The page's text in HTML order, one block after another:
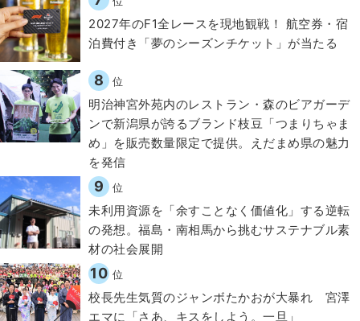
2027年のF1全レースを現地観戦！ 航空券・宿
泊費付き「夢のシーズンチケット」が当たる
8 位
明治神宮外苑内のレストラン・森のビアガーデ
ンで新潟県が誇るブランド枝豆「つまりちゃま
め」を販売数量限定で提供。えだまめ県の魅力
を発信
9 位
​​未利用資源を「余すことなく価値化」する逆転
の発想。福島・南相馬から挑むサステナブル素
材の社会展開​
10 位
校長先生気質のジャンボたかおが大暴れ 宮澤
エマに「さあ、キスをしよう。一旦」